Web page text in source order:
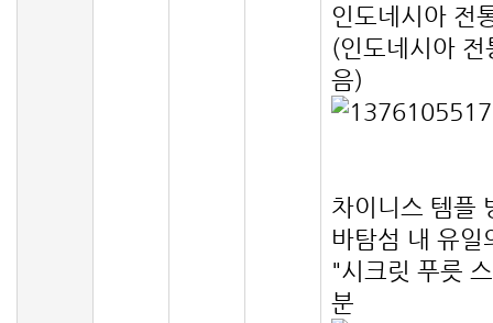
인도네시아 전
(인도네시아
음)
차이니스 템플
바탐섬 내 유일
"시크릿 푸릇
분